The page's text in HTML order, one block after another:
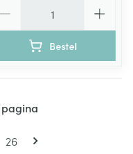
Bestel
pagina
Pagina
26